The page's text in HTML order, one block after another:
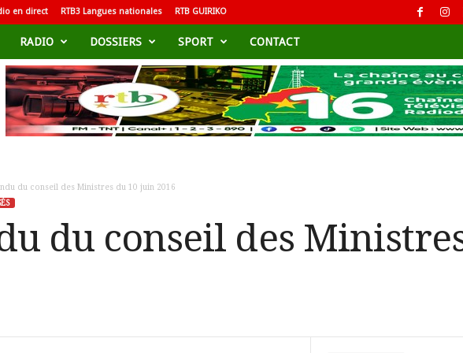
en direct RTB3 Langues nationales RTB GUIRIKO
RADIO DOSSIERS SPORT CONTACT
du conseil des Ministres du 10 juin 2016
du conseil des